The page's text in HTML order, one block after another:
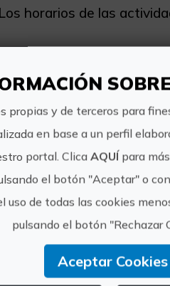
Los horarios de las
Precio por persona
Viajes
propias y de terceros para
en base a un perfil
portal. Clica AQUÍ para
el botón "Aceptar" o
uso de todas las cookies
pulsando el botón "Rechazar
Aceptar Cookies